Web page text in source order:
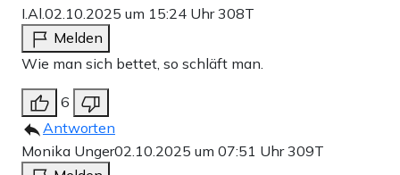
I.Al. 02.10.2025 um 15:24 Uhr308T
Melden
Wie man sich bettet, so schläft man.
6
Antworten
Monika Unger02.10.2025 um 07:51 Uhr309T